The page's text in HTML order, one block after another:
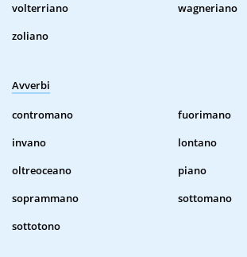
volterriano
wagneriano
zoliano
Avverbi
contromano
fuorimano
invano
lontano
oltreoceano
piano
soprammano
sottomano
sottotono